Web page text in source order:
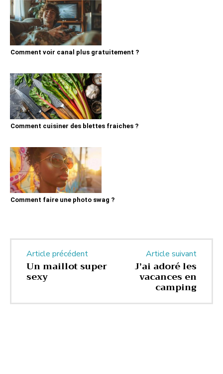
Comment voir canal plus gratuitement ?
Comment cuisiner des blettes fraiches ?
Comment faire une photo swag ?
Article précédent
Un maillot super
sexy
Article suivant
J’ai adoré les
vacances en
camping